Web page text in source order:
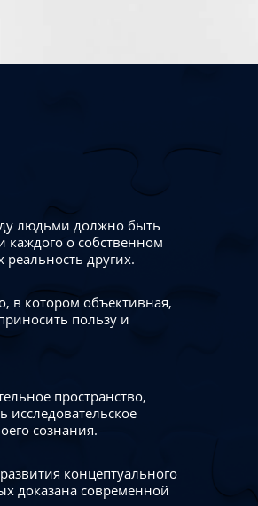
людьми должно быть
каждого о собственном
других.
в котором объективная,
пользу и
пространство,
исследовательское
сознания.
концептуального
доказана современной